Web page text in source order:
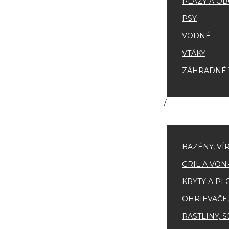
PSY
VODNÉ
VTÁKY
ZÁHRADNÉ
BAZÉNY,
GRIL A
KRYTY A
RASTLINY,